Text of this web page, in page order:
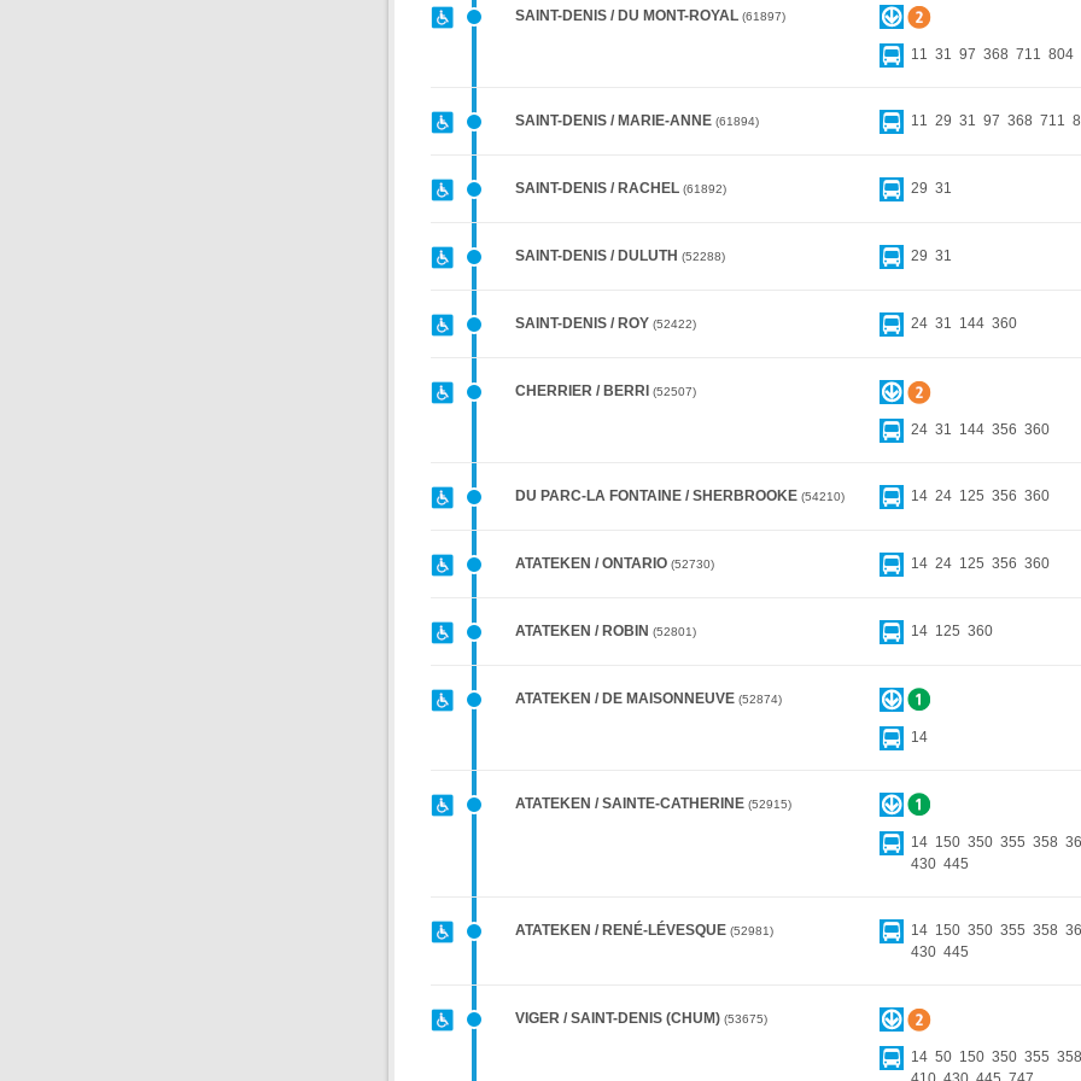
SAINT-DENIS / DU MONT-ROYAL 61897
11 31 97 368 711 804
SAINT-DENIS / MARIE-ANNE 61894 11 29 31 97 368 711
SAINT-DENIS / RACHEL 61892 29 31
SAINT-DENIS / DULUTH 52288 29 31
SAINT-DENIS / ROY 52422 24 31 144 360
CHERRIER / BERRI 52507
24 31 144 356 360
DU PARC-LA FONTAINE / SHERBROOKE 54210 14 24 125 356 360
ATATEKEN / ONTARIO 52730 14 24 125 356 360
ATATEKEN / ROBIN 52801 14 125 360
ATATEKEN / DE MAISONNEUVE 52874
14
ATATEKEN / SAINTE-CATHERINE 52915
14 150 350 355 358
430 445
ATATEKEN / RENÉ-LÉVESQUE 52981 14 150 350 355 358
430 445
VIGER / SAINT-DENIS (CHUM) 53675
14 50 150 350 355 358